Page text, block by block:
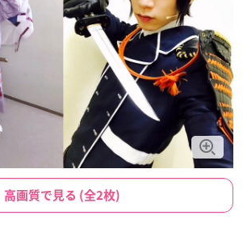
高画質で見る (全2枚)